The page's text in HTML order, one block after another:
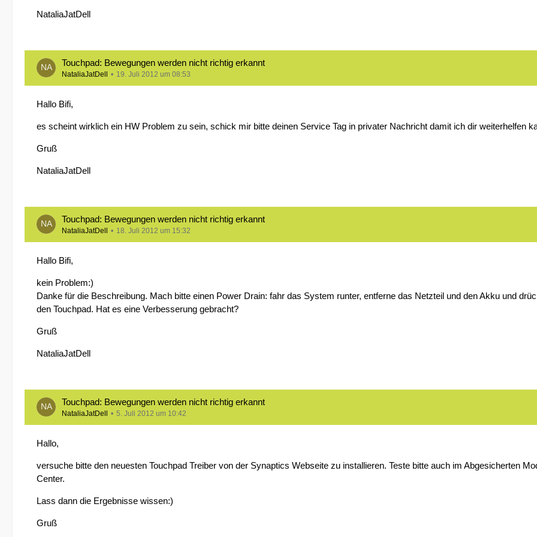
NataliaJatDell
Touchpad: Bewegungen werden nicht richtig erkannt
NataliaJatDell 19. Juli 2012 um 08:53
Hallo Bifi,
es scheint wirklich ein HW Problem zu sein, schick mir bitte deinen Service Tag in privater Nachricht damit ich dir weiterhelfen
Gruß
NataliaJatDell
Touchpad: Bewegungen werden nicht richtig erkannt
NataliaJatDell 18. Juli 2012 um 15:32
Hallo Bifi,
kein Problem:)
Danke für die Beschreibung. Mach bitte einen Power Drain: fahr das System runter, entferne das Netzteil und den Akku und
den Touchpad. Hat es eine Verbesserung gebracht?
Gruß
NataliaJatDell
Touchpad: Bewegungen werden nicht richtig erkannt
NataliaJatDell 5. Juli 2012 um 10:42
Hallo,
versuche bitte den neuesten Touchpad Treiber von der Synaptics Webseite zu installieren. Teste bitte auch im Abgesicherten
Center.
Lass dann die Ergebnisse wissen:)
Gruß